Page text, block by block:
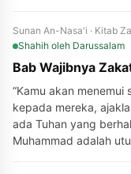
Sunan An-Nasa'i · Kitab
Shahih oleh Darussalam
Bab Wajibnya
“Kamu akan
kepada mereka,
ada Tuhan yang
Muhammad adalah